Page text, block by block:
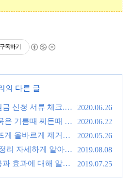
구독하기
의 다른 글
신청 서류 체크.
2020.06.26
은 기름때 찌든때 완
(0)
2020.06.22
게 올바르게 제거하
2020.05.26
리 자세하게 알아봅
2019.08.08
효과에 대해 알아
2019.07.25